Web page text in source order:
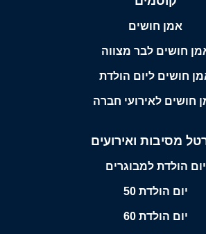
אמן חושים
חושים לבר מצווה
חושים ליום הולדת
חושים לאירועי חברה
מסיבות ואירועים
יום הולדת למבוגרים
יום הולדת 50
יום הולדת 60